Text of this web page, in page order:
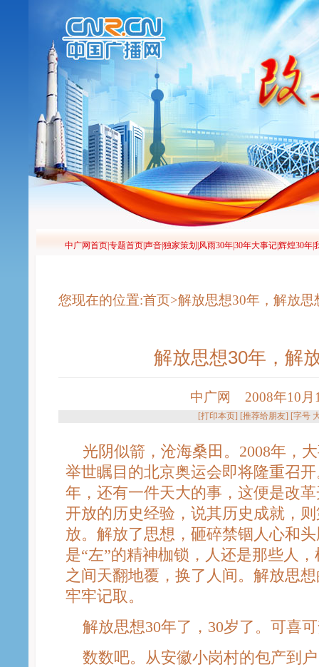
您现在的位置:首页>解放思想30年，解放思
解放思想30年，解
中广网 2008年10月
[打印本页] [推荐给朋友] [字号
光阴似箭，沧海桑田。2008年，
举世瞩目的北京奥运会即将隆重召
年，还有一件天大的事，这便是改
开放的历史经验，说其历史成就，
放。解放了思想，砸碎禁锢人心和
是“左”的精神枷锁，人还是那些人
之间天翻地覆，换了人间。解放思
牢牢记取。
解放思想30年了，30岁了。可喜
数数吧。从安徽小岗村的包产到